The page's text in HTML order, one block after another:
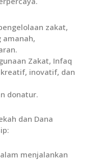
zakat,
amanah,
Zakat, Infaq
kreatif, inovatif, dan
donatur.
dan Dana
menjalankan